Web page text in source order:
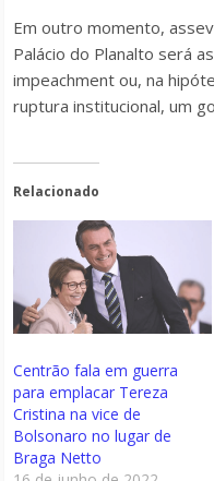
Em outro momento,
Palácio do Planalto será
impeachment ou, na
ruptura institucional, um
Relacionado
Centrão fala em guerra
para emplacar Tereza
Cristina na vice de
Bolsonaro no lugar de
Braga Netto